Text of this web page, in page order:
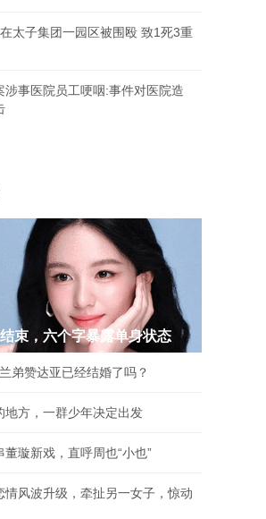
太子集团一园区被围殴 致1死3重
涉事医院员工哽咽:事件对医院造
束，六个字暴露单身状态
弟赞达亚已经结婚了吗？
地方，一群少年决定出发
董璇新戏，直呼周也“小也”
情风波升级，牵扯另一女子，惊动